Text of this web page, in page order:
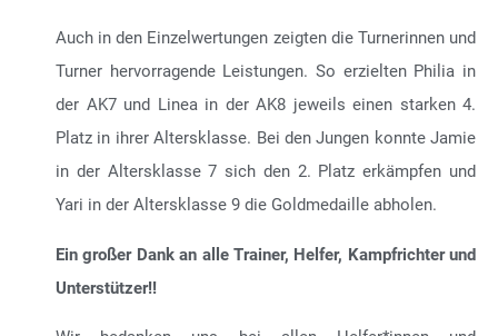
2. Platz – AK9/10 Jungen
Auch in den Einzelwertungen zeigten die Turnerinnen und
Turner hervorragende Leistungen. So erzielten Philia in
der AK7 und Linea in der AK8 jeweils einen starken 4.
Platz in ihrer Altersklasse. Bei den Jungen konnte Jamie
Yari in der Altersklasse 9 die Goldmedaille abholen.